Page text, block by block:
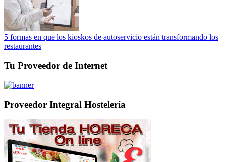
5 formas en que los kioskos de autoservicio están transformando los
restaurantes
Tu Proveedor de Internet
Proveedor Integral Hostelería